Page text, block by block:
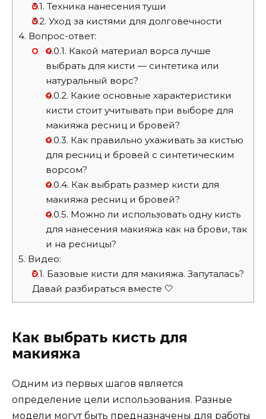
3.1. Техника нанесения туши
3.2. Уход за кистями для долговечности
4. Вопрос-ответ:
4.0.1. Какой материал ворса лучше
выбрать для кисти — синтетика или
натуральный ворс?
4.0.2. Какие основные характеристики
кисти стоит учитывать при выборе для
макияжа ресниц и бровей?
4.0.3. Как правильно ухаживать за кистью
для ресниц и бровей с синтетическим
ворсом?
4.0.4. Как выбрать размер кисти для
макияжа ресниц и бровей?
4.0.5. Можно ли использовать одну кисть
для нанесения макияжа как на брови, так
и на ресницы?
5. Видео:
5.1. Базовые кисти для макияжа. Запуталась?
Давай разбираться вместе 🤍
Как выбрать кисть для
макияжа
Одним из первых шагов является
определение цели использования. Разные
модели могут быть предназначены для работы